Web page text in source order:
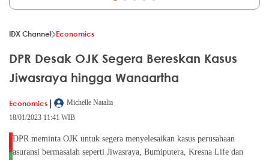
IDX Channel Economics
DPR Desak OJK Segera Bereskan Kasus
Jiwasraya hingga Wanaartha
Economics |
Michelle Natalia
18/01/2023 11:41 WIB
DPR meminta OJK untuk segera menyelesaikan kasus perusahaan
asuransi bermasalah seperti Jiwasraya, Bumiputera, Kresna Life dan